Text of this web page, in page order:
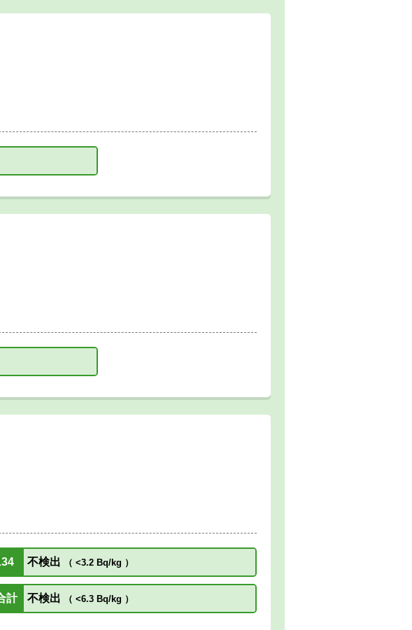
不検出 （ <3.2 Bq/kg ）
計 不検出 （ <6.3 Bq/kg ）